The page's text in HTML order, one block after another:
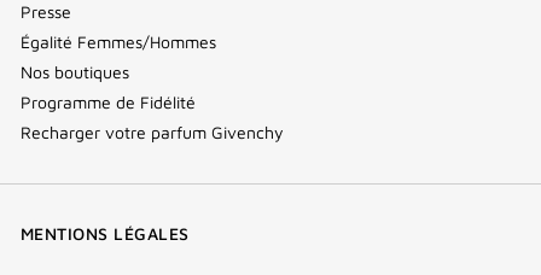
Presse
Égalité Femmes/Hommes
Nos boutiques
Programme de Fidélité
Recharger votre parfum Givenchy
MENTIONS LÉGALES